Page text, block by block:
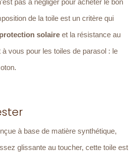
pas à négliger pour acheter le bon
de la toile est un critère qui
protection solaire et la résistance au
à vous pour les toiles de parasol : le
à base de matière synthétique,
glissante au toucher, cette toile est